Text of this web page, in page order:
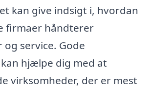
kan give indsigt i, hvordan
firmaer håndterer
service. Gode
hjælpe dig med at
virksomheder, der er mest